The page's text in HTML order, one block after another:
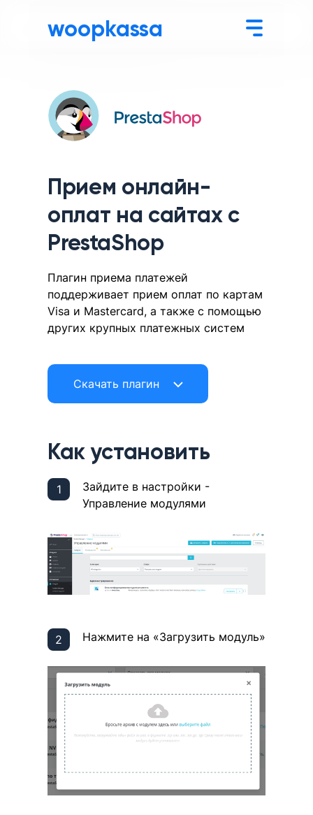
woopkassa
Прием онлайн-
оплат на сайтах с
PrestaShop
Плагин приема платежей
поддерживает прием оплат по картам
Visa и Mastercard, а также с помощью
других крупных платежных систем
Скачать плагин
Как установить
Зайдите в настройки -
Управление модулями
Нажмите на «Загрузить модуль»